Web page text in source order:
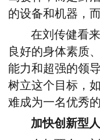
的设备和机器，
在刘传健看
良好的身体素质
能力和超强的领
树立这个目标，
难成为一名优秀的
加快创新型